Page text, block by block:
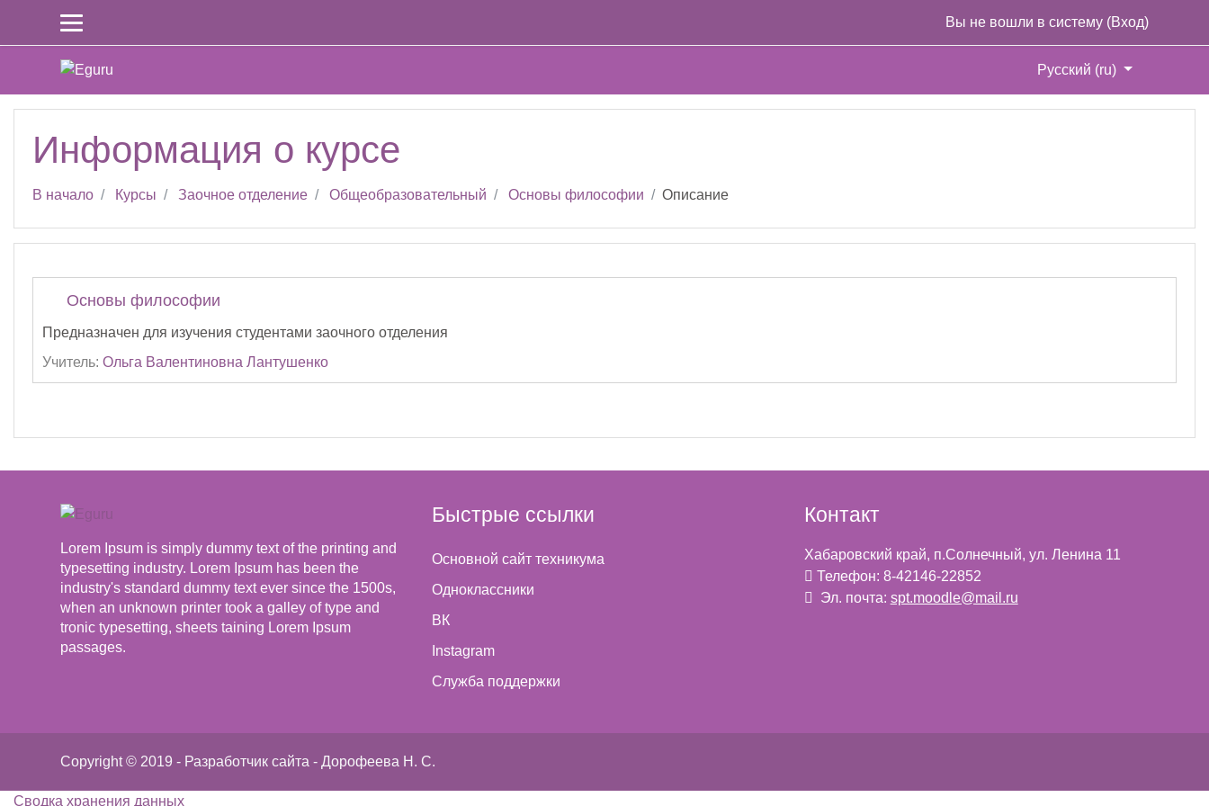
Вы не вошли в систему (Вход)
Русский ‎(ru)‎
Информация о курсе
В начало Курсы Заочное отделение Общеобразовательный Основы философии Описание
Основы философии
Предназначен для изучения студентами заочного отделения
Учитель: Ольга Валентиновна Лантушенко
Lorem Ipsum is simply dummy text of the printing and
typesetting industry. Lorem Ipsum has been the
industry's standard dummy text ever since the 1500s,
when an unknown printer took a galley of type and
tronic typesetting, sheets taining Lorem Ipsum
passages.
Быстрые ссылки
Основной сайт техникума
Одноклассники
ВК
Instagram
Cлужба поддержки
Контакт
Хабаровский край, п.Солнечный, ул. Ленина 11
Телефон: 8-42146-22852
Эл. почта: spt.moodle@mail.ru
Copyright © 2019 - Разработчик сайта - Дорофеева Н. С.
Сводка хранения данных